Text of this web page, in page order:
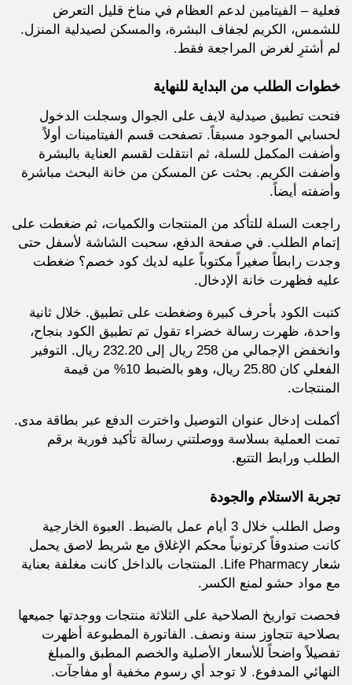
فعلية – الفيتامين لدعم العظام في مناخ قليل التعرض
للشمس، الكريم لجفاف البشرة، والمسكن لصيدلية المنزل.
لم أشترِ لغرض المراجعة فقط.
خطوات الطلب من البداية للنهاية
فتحت تطبيق صيدلية لايف على الجوال وسجلت الدخول
لحسابي الموجود مسبقاً. تصفحت قسم الفيتامينات أولاً
وأضفت المكمل للسلة، ثم انتقلت لقسم العناية بالبشرة
وأضفت الكريم. بحثت عن المسكن من خانة البحث مباشرة
وأضفته أيضاً.
راجعت السلة للتأكد من المنتجات والكميات، ثم ضغطت على
إتمام الطلب. في صفحة الدفع، سحبت الشاشة لأسفل حتى
وجدت رابطاً صغيراً مكتوباً عليه لديك كود خصم؟ ضغطت
عليه فظهرت خانة الإدخال.
كتبت الكود بأحرف كبيرة وضغطت على تطبيق. خلال ثانية
واحدة، ظهرت رسالة خضراء تقول تم تطبيق الكود بنجاح،
وانخفض الإجمالي من 258 ريال إلى 232.20 ريال. التوفير
الفعلي كان 25.80 ريال، وهو بالضبط 10% من قيمة
المنتجات.
أكملت إدخال عنوان التوصيل واخترت الدفع عبر بطاقة مدى.
تمت العملية بسلاسة ووصلتني رسالة تأكيد فورية برقم
الطلب ورابط التتبع.
تجربة الاستلام والجودة
وصل الطلب خلال 3 أيام عمل بالضبط. العبوة الخارجية
كانت صندوقاً كرتونياً محكم الإغلاق مع شريط لاصق يحمل
شعار Life Pharmacy. المنتجات بالداخل كانت مغلفة بعناية
مع مواد حشو لمنع الكسر.
فحصت تواريخ الصلاحية على الثلاثة منتجات ووجدتها جميعها
بصلاحية تتجاوز سنة ونصف. الفاتورة المطبوعة أظهرت
تفصيلاً واضحاً للأسعار الأصلية والخصم المطبق والمبلغ
النهائي المدفوع. لا توجد أي رسوم مخفية أو مفاجآت.